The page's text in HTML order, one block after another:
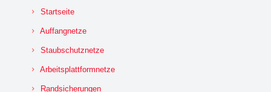
Startseite
Auffangnetze
Staubschutznetze
Arbeitsplattformnetze
Randsicherungen